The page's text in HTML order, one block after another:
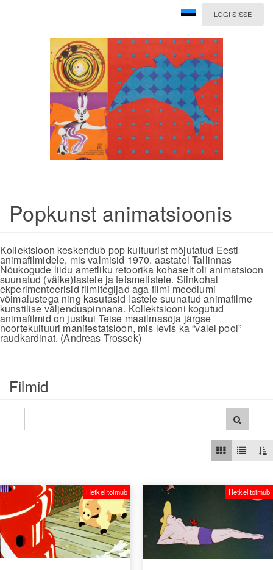
LOGI SISSE
Popkunst animatsioonis
Kollektsioon keskendub pop kultuurist mõjutatud Eesti
animafilmidele, mis valmisid 1970. aastatel Tallinnas
Nõukogude liidu ametliku retoorika kohaselt oli animatsioon
suunatud (väike)lastele ja teismelistele. Siinkohal
ekperimenteerisid filmitegijad aga filmi meediumi
võimalustega ning kasutasid lastele suunatud animafilme
kunstilise väljenduspinnana. Kollektsiooni kogutud
animafilmid on justkui Teise maailmasõja järgse
noortekultuuri manifestatsioon, mis levis ka “valel pool”
raudkardinat. (Andreas Trossek)
Filmid
Hetkel toimub Hetkel toimub